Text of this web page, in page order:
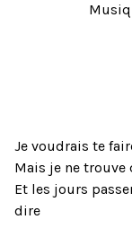
Je voudrais te
Mais je ne
Et les jours
dire